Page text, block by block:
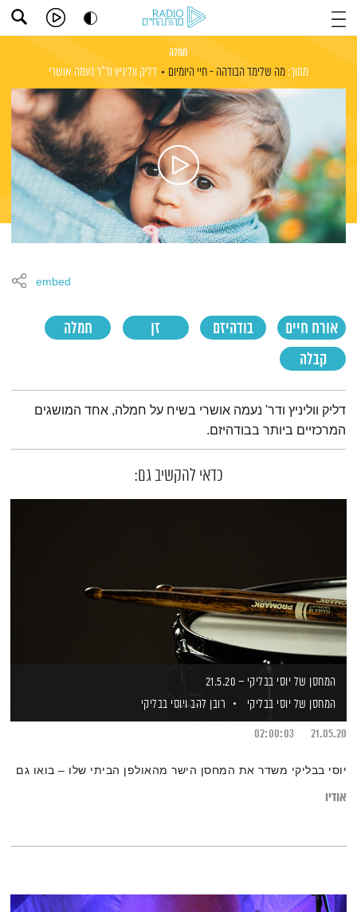
חמלה
מתוך: מה שלימד הבודהה - חיי היומיום דליק ווליניץוד"ר נעמה אושרי
אורח חיים בודהיזם זן
חמלה
קבלה
embed
תמצית הפודקאסט
דליק ווליניץ ודר' נעמה אושרי בשיח על חמלה, אחד המושגים
המרכזיים ביותר בבודהיזם.
כדאי להקשיב גם:
המחסן של יוסי בבליקי – 21.5.20
המחסן של יוסי בבליקי
רובן להבויוסי בבליקי
21.05.20
02:00:03
יוסי בבליקי משדר את המחסן הישר מהאולפן הביתי שלו – בואו גם
אודיו